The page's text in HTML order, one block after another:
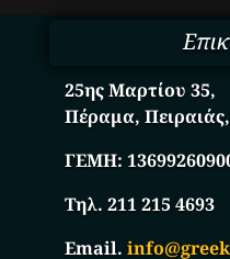
25ης Μαρτίου 35,
Πέραμα,
ΓΕΜΗ:
Τηλ. 211 215 4693
Email.